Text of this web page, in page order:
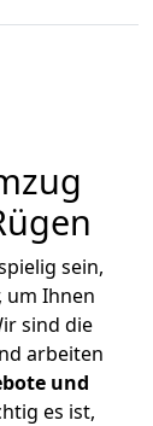
sein,
um Ihnen
sind die
arbeiten
und
es ist,